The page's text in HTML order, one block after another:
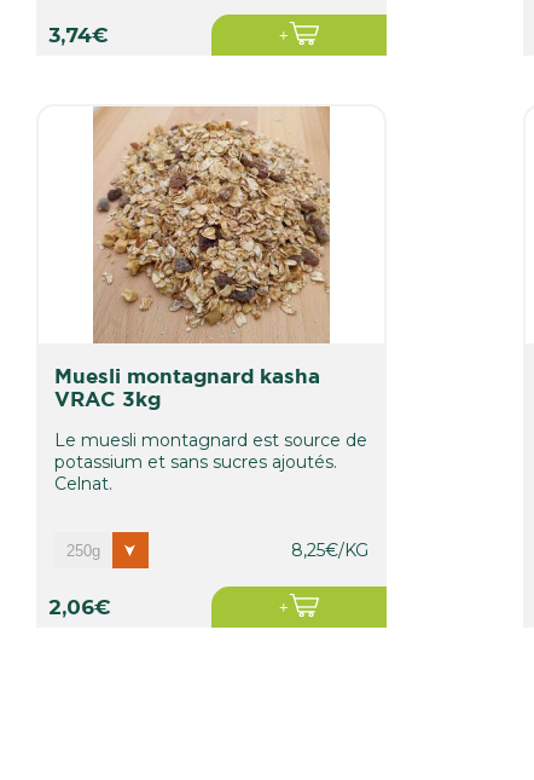
3,74€
muesli montagnard kasha
VRAC 3kg
Le muesli montagnard est source de
potassium et sans sucres ajoutés.
Celnat.
8,25€/KG
2,06€